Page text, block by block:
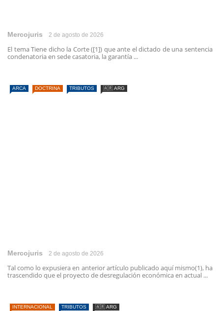
Mercojuris 2 de agosto de 2026
El tema Tiene dicho la Corte ([1]) que ante el dictado de una sentencia
condenatoria en sede casatoria, la garantía ...
ARCA DOCTRINA TRIBUTOS 🇦🇷 ARG
Mercojuris 2 de agosto de 2026
Tal como lo expusiera en anterior artículo publicado aquí mismo(1), ha
trascendido que el proyecto de desregulación económica en actual ...
INTERNACIONAL TRIBUTOS 🇦🇷 ARG